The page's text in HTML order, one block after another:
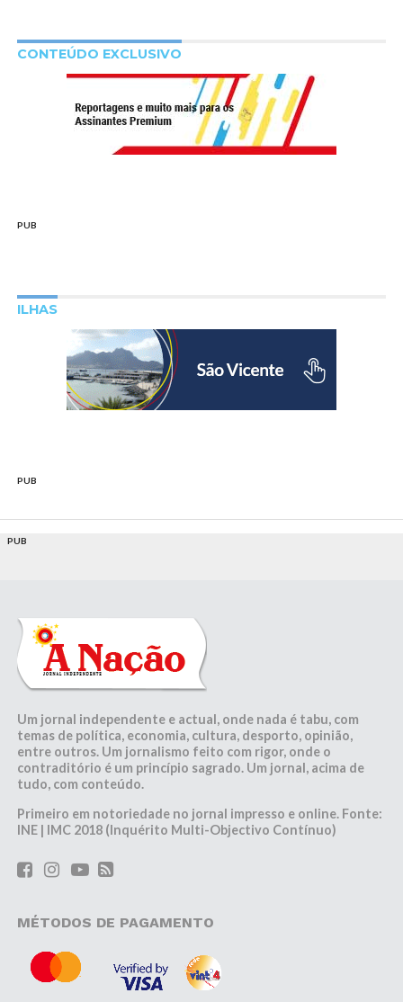
CONTEÚDO EXCLUSIVO
PUB
ILHAS
PUB
PUB
Um jornal independente e actual, onde nada é tabu, com
temas de política, economia, cultura, desporto, opinião,
entre outros. Um jornalismo feito com rigor, onde o
contraditório é um princípio sagrado. Um jornal, acima de
tudo, com conteúdo.
Primeiro em notoriedade no jornal impresso e online. Fonte:
INE | IMC 2018 (Inquérito Multi-Objectivo Contínuo)
MÉTODOS DE PAGAMENTO